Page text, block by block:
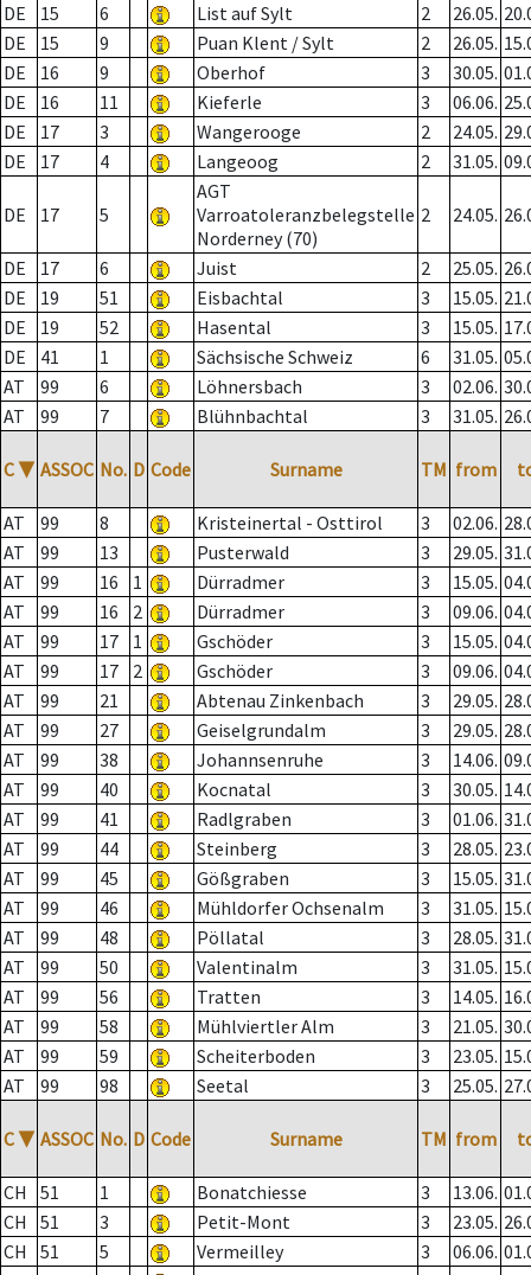
DE
15 6 List auf Sylt 2 26.05.
DE
15 9 Puan Klent / Sylt 2 26.05.
DE
16 9 Oberhof 3 30.05.
DE
16 11 Kieferle 3 06.06.
DE
17 3 Wangerooge 2 24.05.
DE
17 4 Langeoog 2 31.05.
DE 17 5
AGT
Varroatoleranzbelegstelle
Norderney (70)
2 24.05.
DE 17 6 Juist 2 25.05.
DE
19 51 Eisbachtal 3 15.05.
DE
19 52 Hasental 3 15.05.
DE
41 1 Sächsische Schweiz 6 31.05.
AT
99 6 Löhnersbach 3 02.06.
AT
99 7 Blühnbachtal 3 31.05.
C ▼ ASSOC No. D Code Surname TM from
AT 99 8 Kristeinertal - Osttirol 3 02.06.
AT
99 13 Pusterwald 3 29.05.
AT
99 16 1 Dürradmer 3 15.05.
AT
99 16 2 Dürradmer 3 09.06.
AT
99 17 1 Gschöder 3 15.05.
AT
99 17 2 Gschöder 3 09.06.
AT
99 21 Abtenau Zinkenbach 3 29.05.
AT
99 27 Geiselgrundalm 3 29.05.
AT
99 38 Johannsenruhe 3 14.06.
AT
99 40 Kocnatal 3 30.05.
AT
99 41 Radlgraben 3 01.06.
AT
99 44 Steinberg 3 28.05.
AT
99 45 Gößgraben 3 15.05.
AT
99 46 Mühldorfer Ochsenalm 3 31.05.
AT
99 48 Pöllatal 3 28.05.
AT
99 50 Valentinalm 3 31.05.
AT
99 56 Tratten 3 14.05.
AT
99 58 Mühlviertler Alm 3 21.05.
AT
99 59 Scheiterboden 3 23.05.
AT
99 98 Seetal 3 25.05.
C ▼ ASSOC No. D Code Surname TM from
CH 51 1 Bonatchiesse 3 13.06.
CH
51 3 Petit-Mont 3 23.05.
CH
51 5 Vermeilley 3 06.06.